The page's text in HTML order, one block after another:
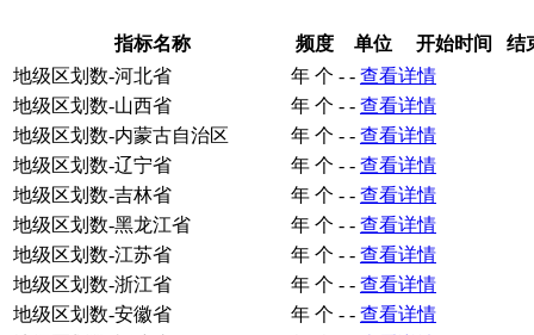
指标名称 频度 单位 开始时间
结
地级区划数-河北省
年 个 - - 查看详情
地级区划数-山西省
年 个 - - 查看详情
地级区划数-内蒙古自治区
年 个 - - 查看详情
地级区划数-辽宁省
年 个 - - 查看详情
地级区划数-吉林省
年 个 - - 查看详情
地级区划数-黑龙江省
年 个 - - 查看详情
地级区划数-江苏省
年 个 - - 查看详情
地级区划数-浙江省
年 个 - - 查看详情
地级区划数-安徽省
年 个 - - 查看详情